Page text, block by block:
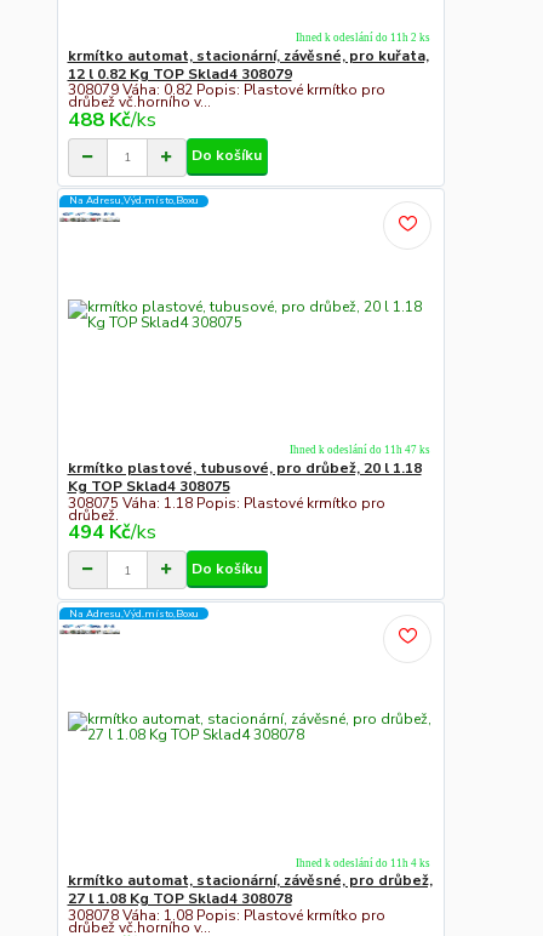
krmítko automat, stacionární, závěsné, pro kuřata,
12 l 0.82 Kg TOP Sklad4 308079
308079 Váha: 0.82 Popis: Plastové krmítko pro
drůbež vč.horního v...
488 Kč/ks
Ihned k odeslání do 11h 2 ks
Do košíku
Na Adresu,Výd.místo,Boxu
krmítko plastové, tubusové, pro drůbež, 20 l 1.18
Kg TOP Sklad4 308075
308075 Váha: 1.18 Popis: Plastové krmítko pro
drůbež.
494 Kč/ks
Ihned k odeslání do 11h 47 ks
Do košíku
Na Adresu,Výd.místo,Boxu
krmítko automat, stacionární, závěsné, pro drůbež,
27 l 1.08 Kg TOP Sklad4 308078
308078 Váha: 1.08 Popis: Plastové krmítko pro
drůbež vč.horního v...
Ihned k odeslání do 11h 4 ks